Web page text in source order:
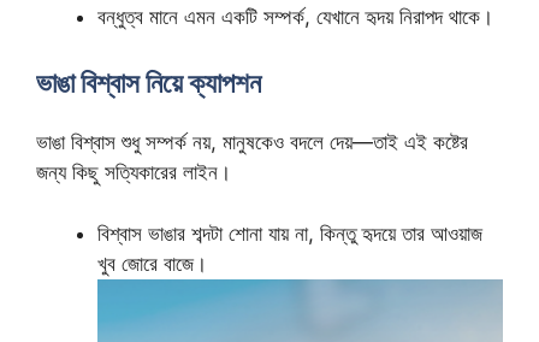
বন্ধুত্ব মানে এমন একটি সম্পর্ক, যেখানে হৃদয় নিরাপদ থাকে।
ভাঙা বিশ্বাস নিয়ে ক্যাপশন
ভাঙা বিশ্বাস শুধু সম্পর্ক নয়, মানুষকেও বদলে দেয়—তাই এই কষ্টের
জন্য কিছু সত্যিকারের লাইন।
বিশ্বাস ভাঙার শব্দটা শোনা যায় না, কিন্তু হৃদয়ে তার আওয়াজ
খুব জোরে বাজে।